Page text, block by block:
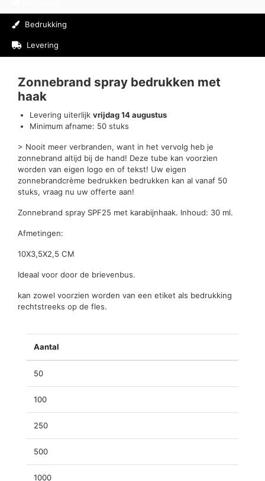
Bedrukking
Levering
Zonnebrand spray bedrukken met
haak
Levering uiterlijk vrijdag 14 augustus
Minimum afname: 50 stuks
> Nooit meer verbranden, want in het vervolg heb je
zonnebrand altijd bij de hand! Deze tube kan voorzien
worden van eigen logo en of tekst! Uw eigen
zonnebrandcrème bedrukken bedrukken kan al vanaf 50
stuks, vraag nu uw offerte aan!
Zonnebrand spray SPF25 met karabijnhaak. Inhoud: 30 ml.
Afmetingen:
10X3,5X2,5 CM
Ideaal voor door de brievenbus.
kan zowel voorzien worden van een etiket als bedrukking
rechtstreeks op de fles.
Aantal
50
100
250
500
1000